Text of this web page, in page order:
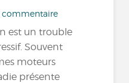
commentaire
est un trouble
Souvent
moteurs
présente